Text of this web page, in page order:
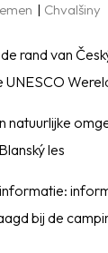
Chvalšiny
rand van
UNESCO
natuurlijke
les
bij de